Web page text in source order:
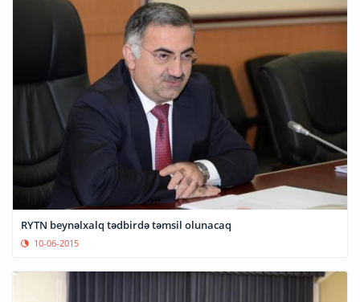
RYTN beynəlxalq tədbirdə təmsil olunacaq
10-06-2015